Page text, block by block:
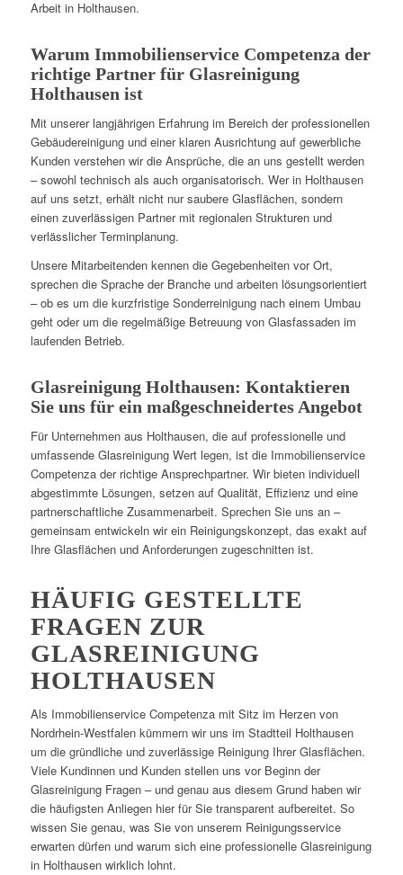
Arbeit in Holthausen.
Warum Immobilienservice Competenza der
richtige Partner für Glasreinigung
Holthausen ist
Mit unserer langjährigen Erfahrung im Bereich der professionellen
Gebäudereinigung und einer klaren Ausrichtung auf gewerbliche
Kunden verstehen wir die Ansprüche, die an uns gestellt werden
– sowohl technisch als auch organisatorisch. Wer in Holthausen
auf uns setzt, erhält nicht nur saubere Glasflächen, sondern
einen zuverlässigen Partner mit regionalen Strukturen und
verlässlicher Terminplanung.
Unsere Mitarbeitenden kennen die Gegebenheiten vor Ort,
sprechen die Sprache der Branche und arbeiten lösungsorientiert
– ob es um die kurzfristige Sonderreinigung nach einem Umbau
geht oder um die regelmäßige Betreuung von Glasfassaden im
laufenden Betrieb.
Glasreinigung Holthausen: Kontaktieren
Sie uns für ein maßgeschneidertes Angebot
Für Unternehmen aus Holthausen, die auf professionelle und
umfassende Glasreinigung Wert legen, ist die Immobilienservice
Competenza der richtige Ansprechpartner. Wir bieten individuell
abgestimmte Lösungen, setzen auf Qualität, Effizienz und eine
partnerschaftliche Zusammenarbeit. Sprechen Sie uns an –
gemeinsam entwickeln wir ein Reinigungskonzept, das exakt auf
Ihre Glasflächen und Anforderungen zugeschnitten ist.
HÄUFIG GESTELLTE
FRAGEN ZUR
GLASREINIGUNG
HOLTHAUSEN
Als Immobilienservice Competenza mit Sitz im Herzen von
Nordrhein-Westfalen kümmern wir uns im Stadtteil Holthausen
um die gründliche und zuverlässige Reinigung Ihrer Glasflächen.
Viele Kundinnen und Kunden stellen uns vor Beginn der
Glasreinigung Fragen – und genau aus diesem Grund haben wir
die häufigsten Anliegen hier für Sie transparent aufbereitet. So
wissen Sie genau, was Sie von unserem Reinigungsservice
erwarten dürfen und warum sich eine professionelle Glasreinigung
in Holthausen wirklich lohnt.